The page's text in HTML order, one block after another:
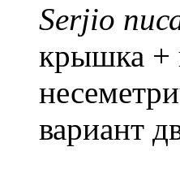
Serjio
крышка +
вариант